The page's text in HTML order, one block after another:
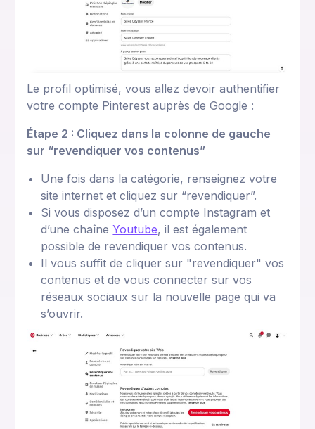
Le profil optimisé, vous allez devoir authentifier
votre compte Pinterest auprès de Google :
Étape 2 : Cliquez dans la colonne de gauche
sur “revendiquer vos contenus”
Une fois dans la catégorie, renseignez votre
site internet et cliquez sur “revendiquer”.
Si vous disposez d’un compte Instagram et
d’une chaîneYoutube, il est également
possible de revendiquer vos contenus.
Il vous suffit de cliquer sur "revendiquer" vos
contenus et de vous connecter sur vos
réseaux sociaux sur la nouvelle page qui va
s’ouvrir.